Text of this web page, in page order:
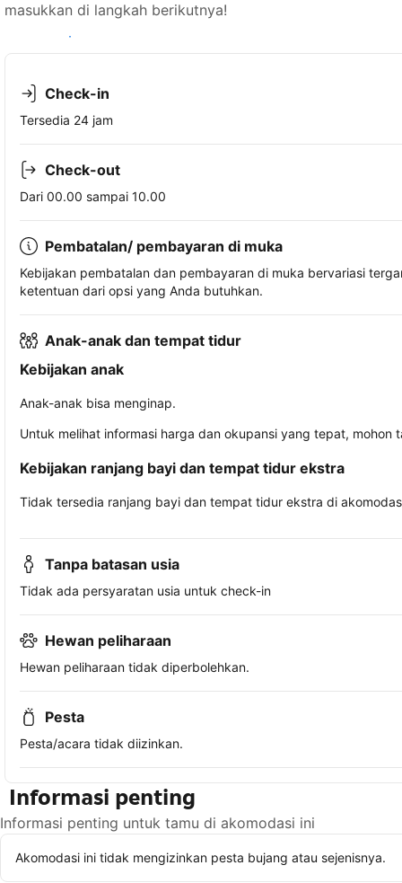
masukkan di langkah berikutnya!
Lihat ketersediaan
Check-in
Tersedia 24 jam
Check-out
Dari 00.00 sampai 10.00
Pembatalan/ pembayaran di muka
Kebijakan pembatalan dan pembayaran di muka bervariasi
ketentuan dari opsi yang Anda butuhkan.
Anak-anak dan tempat tidur
Kebijakan anak
Anak-anak bisa menginap.
Untuk melihat informasi harga dan okupansi yang tepat,
Kebijakan ranjang bayi dan tempat tidur ekstra
Tidak tersedia ranjang bayi dan tempat tidur ekstra di
Tanpa batasan usia
Tidak ada persyaratan usia untuk check-in
Hewan peliharaan
Hewan peliharaan tidak diperbolehkan.
Pesta
Pesta/acara tidak diizinkan.
Informasi penting
Informasi penting untuk tamu di akomodasi ini
Akomodasi ini tidak mengizinkan pesta bujang atau sejenisnya.